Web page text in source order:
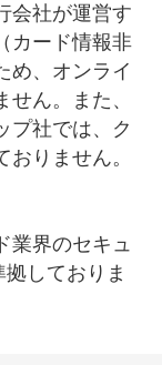
会社が運営す
カード情報非
め、オンライ
ん。また、
プ社では、ク
りません。
業界のセキュ
しておりま